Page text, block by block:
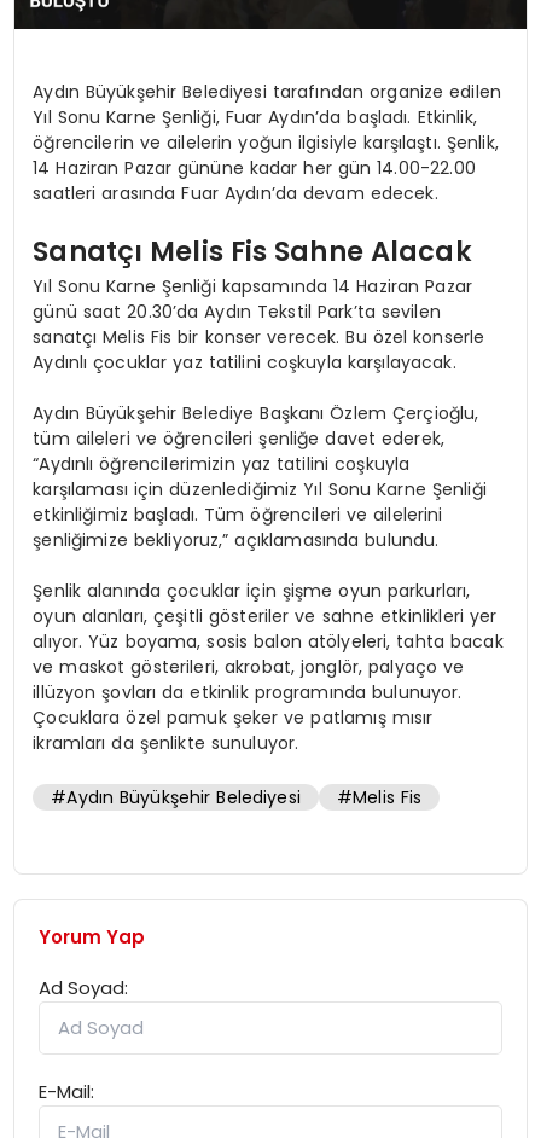
Aydın Büyükşehir Belediyesi tarafından organize edilen
Yıl Sonu Karne Şenliği, Fuar Aydın’da başladı. Etkinlik,
öğrencilerin ve ailelerin yoğun ilgisiyle karşılaştı. Şenlik,
14 Haziran Pazar gününe kadar her gün 14.00-22.00
saatleri arasında Fuar Aydın’da devam edecek.
Sanatçı Melis Fis Sahne Alacak
Yıl Sonu Karne Şenliği kapsamında 14 Haziran Pazar
günü saat 20.30’da Aydın Tekstil Park’ta sevilen
sanatçı Melis Fis bir konser verecek. Bu özel konserle
Aydınlı çocuklar yaz tatilini coşkuyla karşılayacak.
Aydın Büyükşehir Belediye Başkanı Özlem Çerçioğlu,
tüm aileleri ve öğrencileri şenliğe davet ederek,
“Aydınlı öğrencilerimizin yaz tatilini coşkuyla
karşılaması için düzenlediğimiz Yıl Sonu Karne Şenliği
etkinliğimiz başladı. Tüm öğrencileri ve ailelerini
şenliğimize bekliyoruz,” açıklamasında bulundu.
Şenlik alanında çocuklar için şişme oyun parkurları,
oyun alanları, çeşitli gösteriler ve sahne etkinlikleri yer
alıyor. Yüz boyama, sosis balon atölyeleri, tahta bacak
ve maskot gösterileri, akrobat, jonglör, palyaço ve
illüzyon şovları da etkinlik programında bulunuyor.
Çocuklara özel pamuk şeker ve patlamış mısır
ikramları da şenlikte sunuluyor.
#Aydın Büyükşehir Belediyesi #Melis Fis
Yorum Yap
Ad Soyad:
E-Mail: